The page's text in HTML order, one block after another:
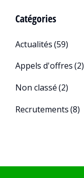
Catégories
Actualités(59)
Appels d'offres(2)
Non classé(2)
Recrutements(8)